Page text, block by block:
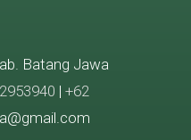
Batang Jawa
| +62